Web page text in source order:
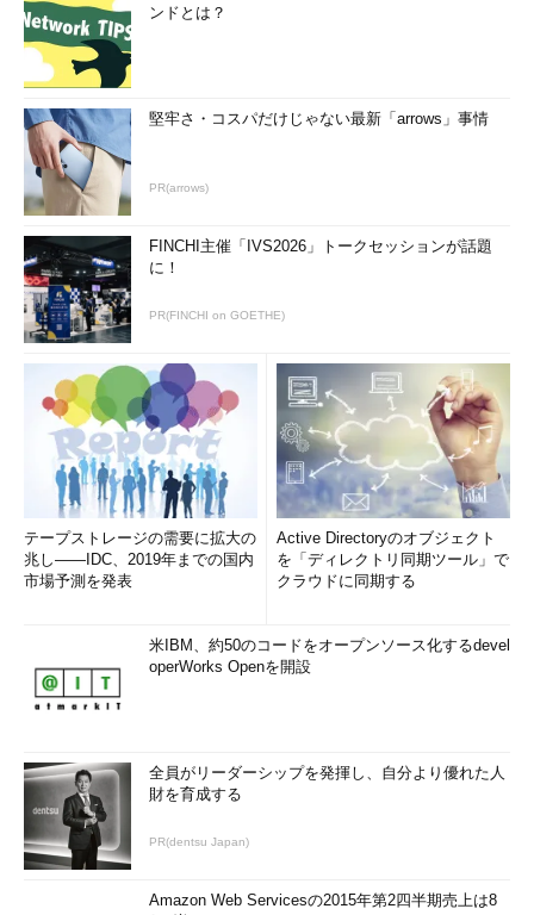
ンドとは？
堅牢さ・コスパだけじゃない最新「arrows」事情
PR(arrows)
FINCHI主催「IVS2026」トークセッションが話題
に！
PR(FINCHI on GOETHE)
テープストレージの需要に拡大の
兆し――IDC、2019年までの国内
市場予測を発表
Active Directoryのオブジェクト
を「ディレクトリ同期ツール」で
クラウドに同期する
米IBM、約50のコードをオープンソース化するdevel
operWorks Openを開設
全員がリーダーシップを発揮し、自分より優れた人
財を育成する
PR(dentsu Japan)
Amazon Web Servicesの2015年第2四半期売上は8